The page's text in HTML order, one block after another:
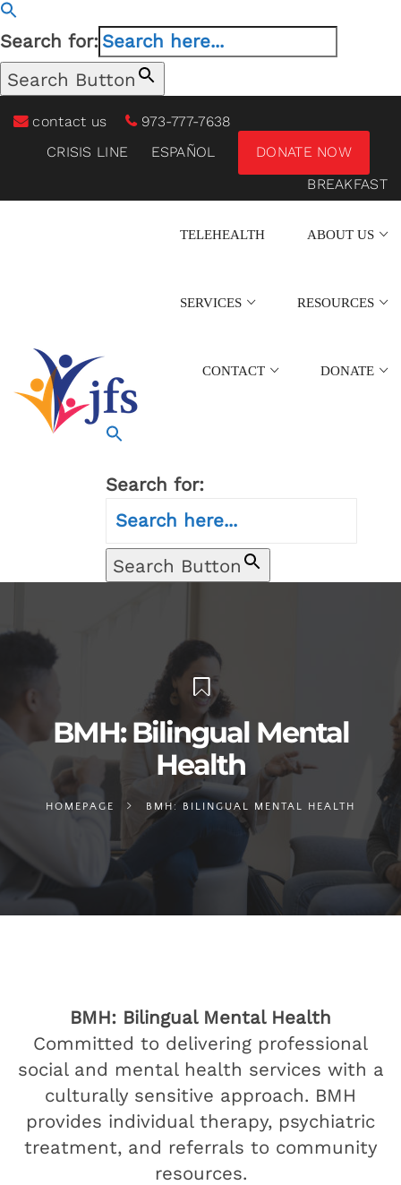
Search for:
Search Button
contact us
973-777-7638
CRISIS LINE
ESPAÑOL
DONATE NOW
BREAKFAST
TELEHEALTH ABOUT US
SERVICES RESOURCES
CONTACT DONATE
Search for:
Search Button
BMH: Bilingual Mental
Health
HOMEPAGE BMH: BILINGUAL MENTAL HEALTH
BMH: Bilingual Mental Health
Committed to delivering professional
social and mental health services with a
culturally sensitive approach. BMH
provides individual therapy, psychiatric
treatment, and referrals to community
resources.